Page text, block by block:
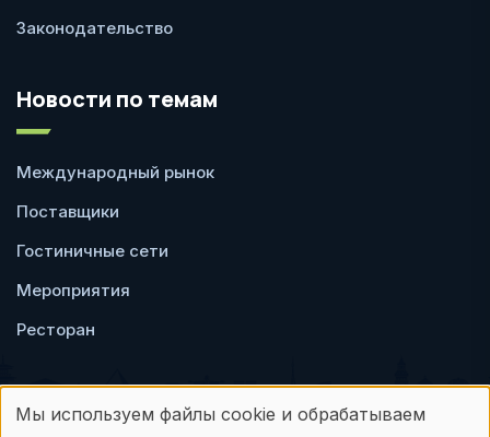
Законодательство
Новости по темам
Международный рынок
Поставщики
Гостиничные сети
Мероприятия
Ресторан
Мы используем файлы cookie и обрабатываем